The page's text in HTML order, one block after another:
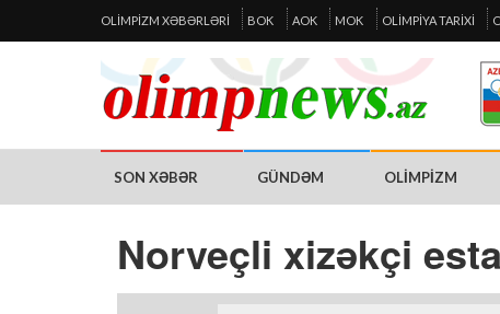
OLIMPIZM XƏBƏRLƏRI BOK AOK MOK OLIMPIYA TARIXI
SON XƏBƏR GÜNDƏM OLIMPIZM
Norveçli xizəkçi